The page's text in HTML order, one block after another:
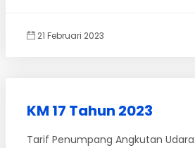
21 Februari 2023
KM 17 Tahun 2023
Tarif Penumpang Angkutan